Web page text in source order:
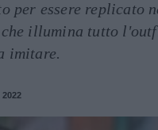
per essere replicato
illumina tutto
imitare.
2022